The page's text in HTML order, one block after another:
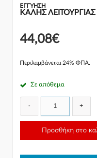
ΕΓΓΎΗΣΗ
ΚΑΛΗΣ ΛΕΙΤΟΥΡΓΙΑΣ
44,08€
Περιλαμβάνεται 24% ΦΠΑ.
Σε απόθεμα
- +
Προσθήκη στο